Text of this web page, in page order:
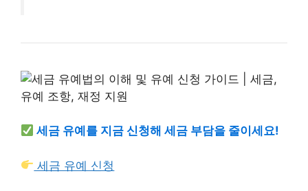
세금 유예를 지금 신청해 세금 부담을 줄이세요!
세금 유예 신청